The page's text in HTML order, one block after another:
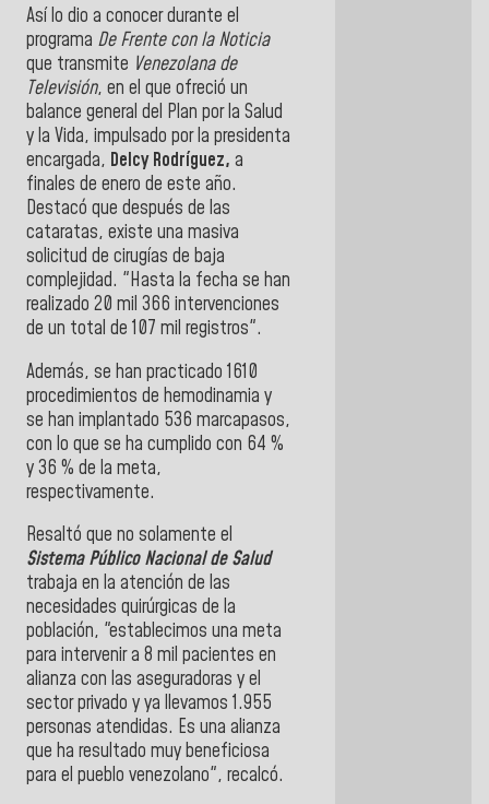
Así lo dio a conocer durante el
programa De Frente con la Noticia
que transmite Venezolana de
Televisión, en el que ofreció un
balance general del Plan por la Salud
y la Vida, impulsado por la presidenta
encargada, Delcy Rodríguez, a
finales de enero de este año.
Destacó que después de las
cataratas, existe una masiva
solicitud de cirugías de baja
complejidad. "Hasta la fecha se han
realizado 20 mil 366 intervenciones
de un total de 107 mil registros".
Además, se han practicado 1610
procedimientos de hemodinamia y
se han implantado 536 marcapasos,
con lo que se ha cumplido con 64 %
y 36 % de la meta,
respectivamente.
Resaltó que no solamente el
Sistema Público Nacional de Salud
trabaja en la atención de las
necesidades quirúrgicas de la
población, "establecimos una meta
para intervenir a 8 mil pacientes en
alianza con las aseguradoras y el
sector privado y ya llevamos 1.955
personas atendidas. Es una alianza
que ha resultado muy beneficiosa
para el pueblo venezolano", recalcó.